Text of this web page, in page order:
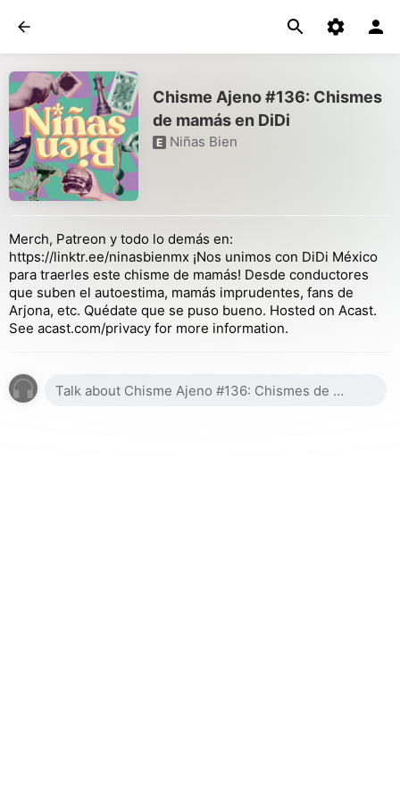
Chisme Ajeno #136: Chismes
de mamás en DiDi
E Niñas Bien
Merch, Patreon y todo lo demás en:
https://linktr.ee/ninasbienmx ¡Nos unimos con DiDi México
para traerles este chisme de mamás! Desde conductores
que suben el autoestima, mamás imprudentes, fans de
Arjona, etc. Quédate que se puso bueno. Hosted on Acast.
See acast.com/privacy for more information.